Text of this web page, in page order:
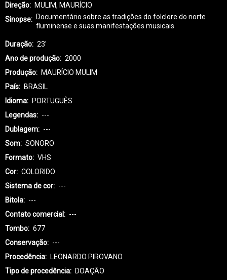
Direção
MULIM, MAURÍCIO
Sinopse
Documentário sobre as tradições do folclore do norte
fluminense e suas manifestações musicais
Duração
23'
Ano de produção
2000
Produção
MAURÍCIO MULIM
País
BRASIL
Idioma
PORTUGUÊS
Legendas
---
Dublagem
---
Som
SONORO
Formato
VHS
Cor
COLORIDO
Sistema de cor
---
Bitola
---
Contato comercial
---
Tombo
677
Conservação
---
Procedência
LEONARDO PIROVANO
Tipo de procedência
DOAÇÃO